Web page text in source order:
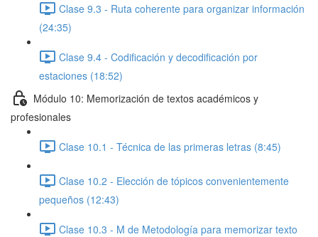
Clase 9.3 - Ruta coherente para organizar información
(24:35)
Clase 9.4 - Codificación y decodificación por
estaciones (18:52)
Módulo 10: Memorización de textos académicos y
profesionales
Clase 10.1 - Técnica de las primeras letras (8:45)
Clase 10.2 - Elección de tópicos convenientemente
pequeños (12:43)
Clase 10.3 - M de Metodología para memorizar texto